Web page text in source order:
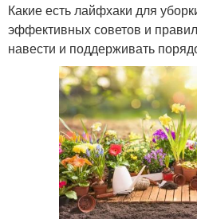
Какие есть лайфхаки для
эффективных советов и
навести и поддерживать